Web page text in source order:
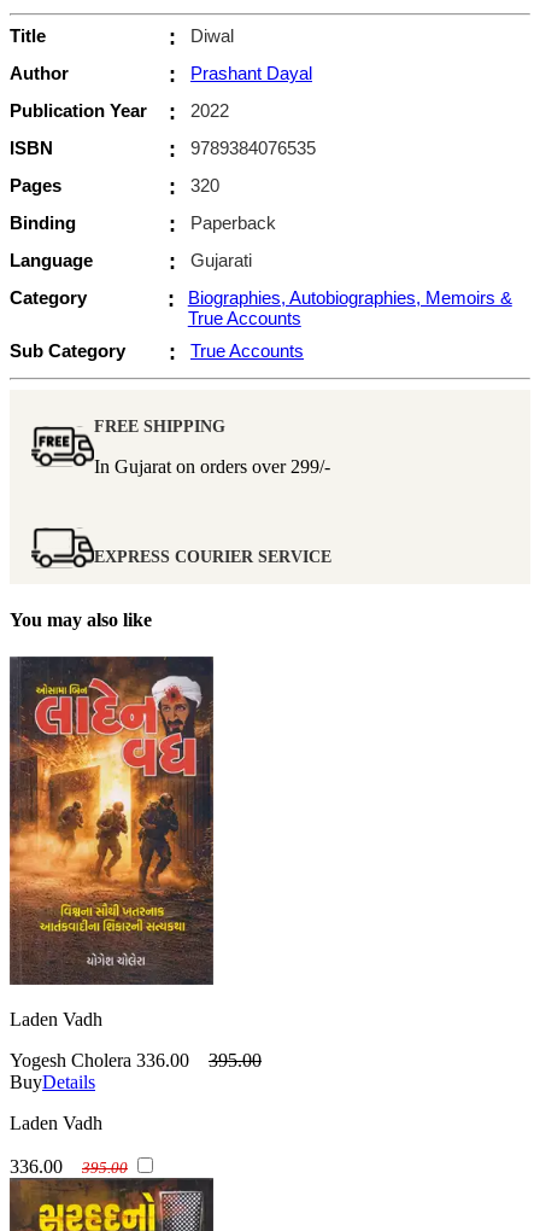
Title :
Diwal
Author
:
Prashant Dayal
Publication Year
:
2022
ISBN
:
9789384076535
Pages
:
320
Binding
:
Paperback
Language
:
Gujarati
Category
:
Biographies, Autobiographies, Memoirs &
True Accounts
Sub Category
: True Accounts
FREE SHIPPING
In Gujarat on orders over 299/-
EXPRESS COURIER SERVICE
You may also like
Laden Vadh
Yogesh Cholera 336.00
395.00
BuyDetails
Laden Vadh
336.00 395.00